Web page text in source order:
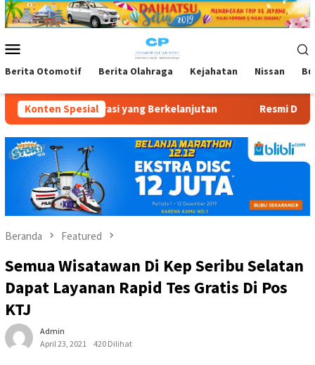
Loncat
ke
Mobile
Berita Otomotif Berita Olahraga Kejahatan Nissan
Konten Spesial
yang Berkelanjutan Resmi Dibuka Indo Leather &
Beranda Featured
Semua Wisatawan Di Kep Seribu Selatan
Dapat Layanan Rapid Tes Gratis Di Pos
KTJ
Admin
April 23, 2021
420 Dilihat